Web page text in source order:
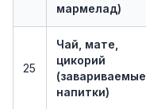
мармелад)
25
Чай, мате,
цикорий
(завариваемые
напитки)